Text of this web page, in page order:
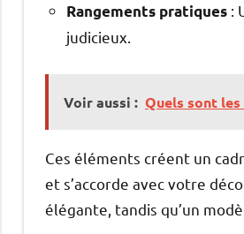
Rangements pratiques :
judicieux.
Voir aussi : Quels sont
Ces éléments créent un
et s’accorde avec votre
élégante, tandis qu’un